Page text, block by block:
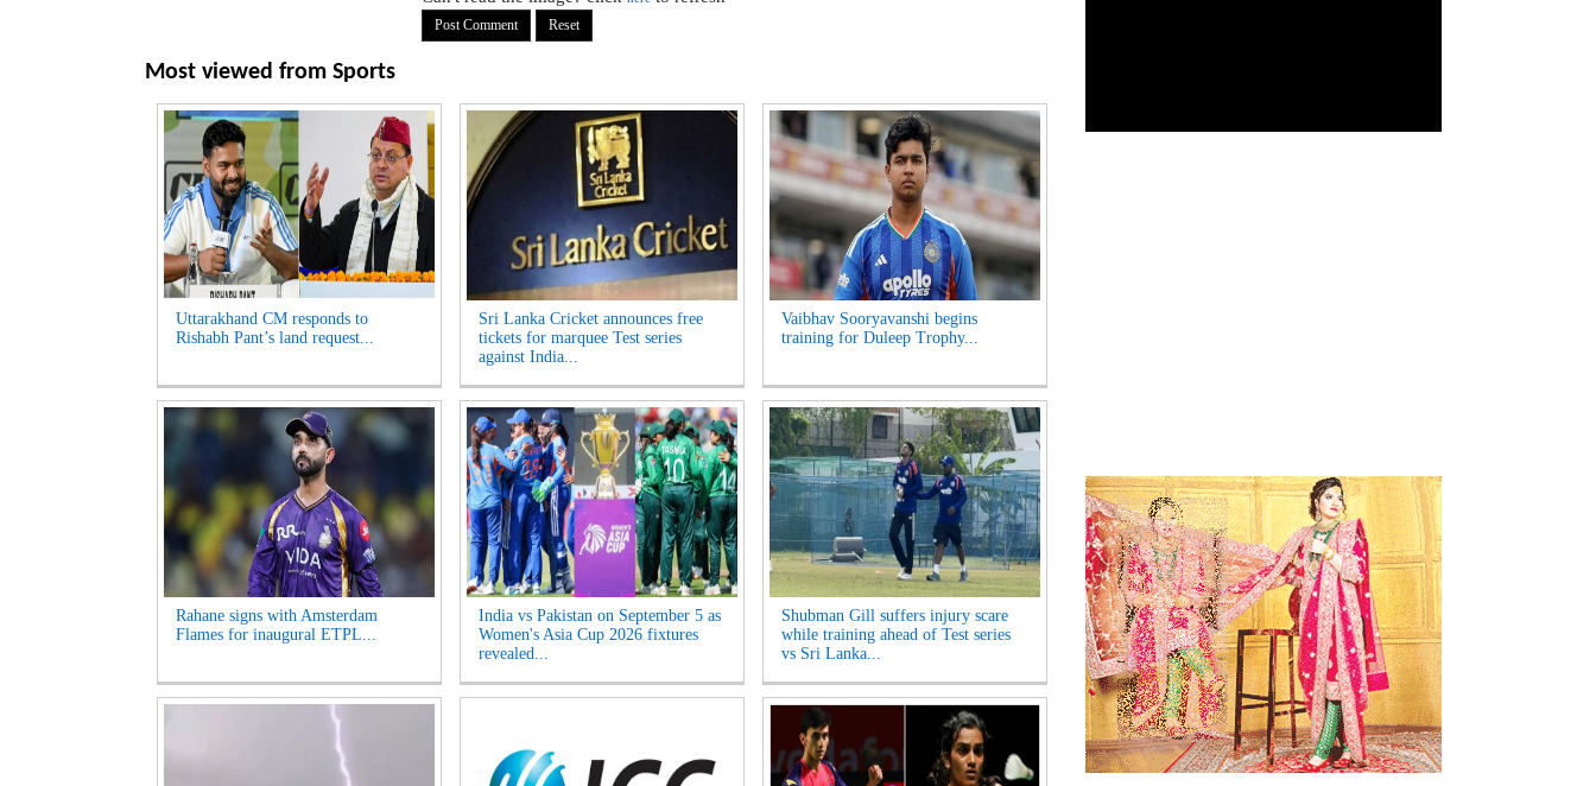
Most viewed from Sports
Uttarakhand CM responds to
Rishabh Pant’s land request...
Sri Lanka Cricket announces free
tickets for marquee Test series
against India...
Vaibhav Sooryavanshi begins
training for Duleep Trophy...
Rahane signs with Amsterdam
Flames for inaugural ETPL...
India vs Pakistan on September 5 as
Women's Asia Cup 2026 fixtures
revealed...
Shubman Gill suffers injury scare
while training ahead of Test series
vs Sri Lanka...